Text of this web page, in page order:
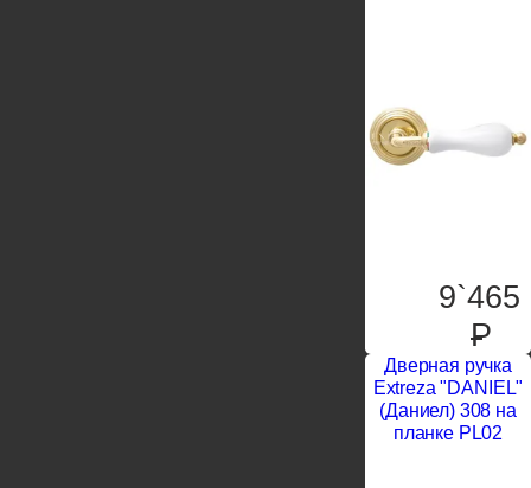
9`465
P
Дверная ручка
Extreza "DANIEL"
(Даниел) 308 на
планке PL02